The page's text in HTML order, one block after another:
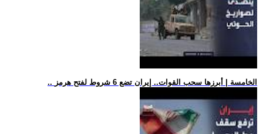
.. الخامسة | أبرزها سحب القوات.. إيران تضع 6 شروط لفتح هرمز